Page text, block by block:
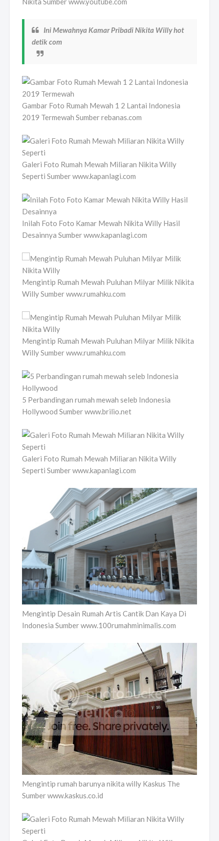
Ini Mewahnya Kamar Pribadi Nikita Willy hot
detik com
Gambar Foto Rumah Mewah 1 2 Lantai Indonesia
2019 Termewah Sumber rebanas.com
Galeri Foto Rumah Mewah Miliaran Nikita Willy
Seperti Sumber www.kapanlagi.com
Inilah Foto Foto Kamar Mewah Nikita Willy Hasil
Desainnya Sumber www.kapanlagi.com
Mengintip Rumah Mewah Puluhan Milyar Milik Nikita
Willy Sumber www.rumahku.com
Mengintip Rumah Mewah Puluhan Milyar Milik Nikita
Willy Sumber www.rumahku.com
5 Perbandingan rumah mewah seleb Indonesia
Hollywood Sumber www.brilio.net
Galeri Foto Rumah Mewah Miliaran Nikita Willy
Seperti Sumber www.kapanlagi.com
Mengintip Desain Rumah Artis Cantik Dan Kaya Di
Indonesia Sumber www.100rumahminimalis.com
Mengintip rumah barunya nikita willy Kaskus The
Sumber www.kaskus.co.id